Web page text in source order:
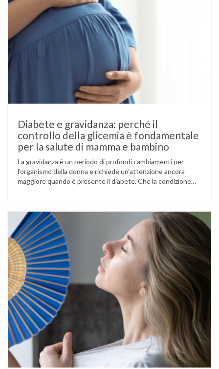
Diabete e gravidanza: perché il
controllo della glicemia è fondamentale
per la salute di mamma e bambino
La gravidanza è un periodo di profondi cambiamenti per
l’organismo della donna e richiede un’attenzione ancora
maggiore quando è presente il diabete. Che la condizione
volta durante la gestazione (diabete gestazionale),
mantenere …